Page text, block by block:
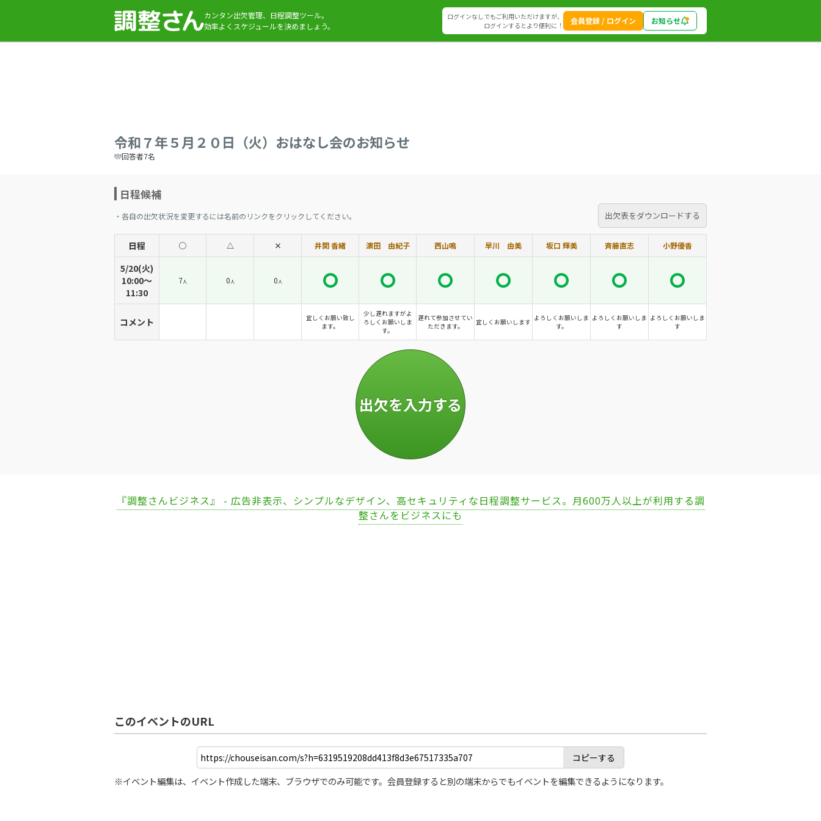
カンタン出欠管理、日程調整ツール。
効率よくスケジュールを決めましょう。
ログインなしでもご利用いただけますが、
ログインするとより便利に！
会員登録 / ログイン お知らせ
令和７年５月２０日（火）おはなし会のお知らせ
回答者7名
日程候補
・各自の出欠状況を変更するには名前のリンクをクリックしてください。 出欠表をダウンロードする
日程 ◯ △ × 井関 香緒 濵田 由紀子 西山鳴 早川 由美 坂口 輝美 斉藤直志 小野優香
5/20(火)
10:00～
11:30
7人 0人 0人
コメント
宜しくお願い致し
ます。
少し遅れますがよ
ろしくお願いしま
す。
遅れて参加させてい
ただきます。
宜しくお願いします よろしくお願いしま
す。
よろしくお願いしま
す
よろしくお願いしま
す
『調整さんビジネス』 - 広告非表示、シンプルなデザイン、高セキュリティな日程調整サービス。月600万人以上が利用する調
整さんをビジネスにも
このイベントのURL
コピーする
※イベント編集は、イベント作成した端末、ブラウザでのみ可能です。会員登録すると別の端末からでもイベントを編集できるようになります。